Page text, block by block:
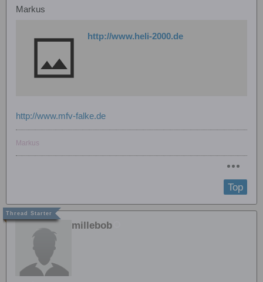
Markus
http://www.heli-2000.de
http://www.mfv-falke.de
Markus
Top
millebob